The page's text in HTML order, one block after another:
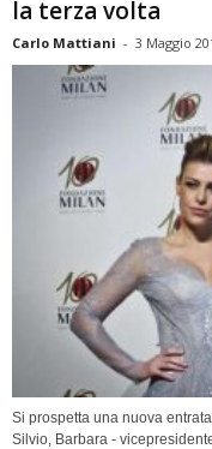
la terza volta
Carlo Mattiani - 3 Maggio
Si prospetta una nuova
Silvio, Barbara -